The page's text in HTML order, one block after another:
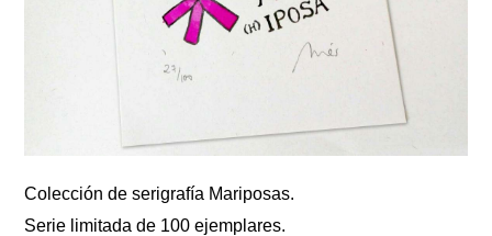
Colección de serigrafía Mariposas.
Serie limitada de 100 ejemplares.